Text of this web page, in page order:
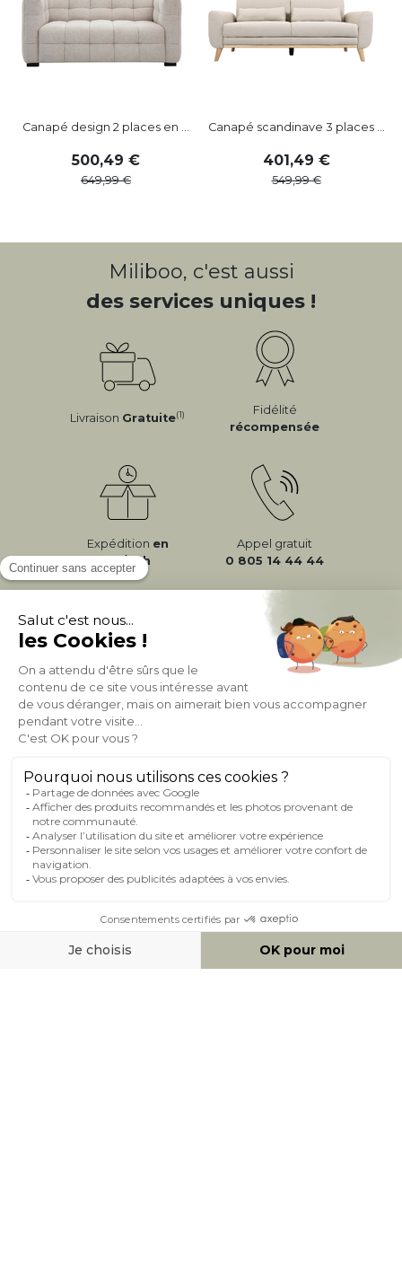
Canapé design 2 places en ...
500,49
649,99
Canapé scandinave 3 places ...
401,49
549,99
Miliboo, c'est aussi
des services uniques !
Livraison Gratuite(1)
Fidélité
récompensée
Expédition en
24/72h
Appel gratuit
0 805 14 44 44
À PROPOS DE MILIBOO
AIDE & CONTACT